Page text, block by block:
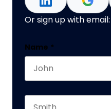
Or sign up with email:
Name
Name *